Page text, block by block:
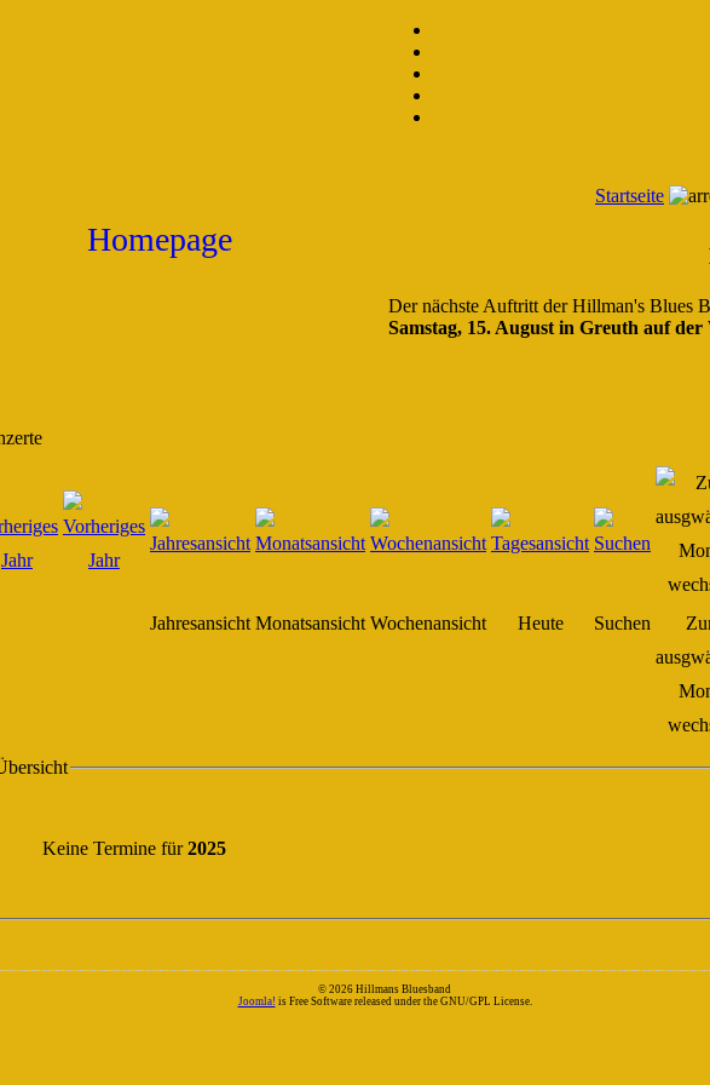
Startseite
Der nächste Auftritt der Hillman's Blues
Samstag, 15. August in Greuth auf der
Jahresansicht Monatsansicht Wochenansicht Heute Suchen
Keine Termine für2025
© 2026 Hillmans Bluesband
Joomla! is Free Software released under the GNU/GPL License.